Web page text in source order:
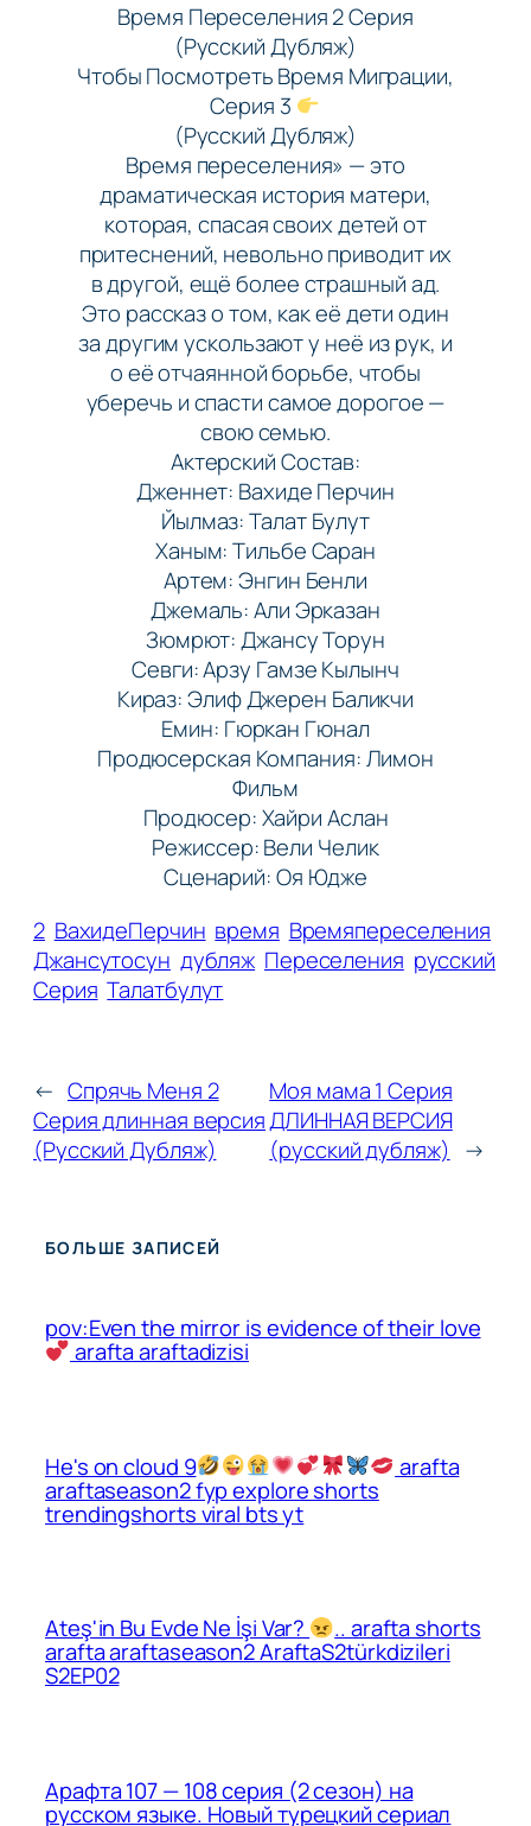
Время Переселения 2 Серия
(Русский Дубляж)
Чтобы Посмотреть Время Миграции,
Серия 3
(Русский Дубляж)
Время переселения» — это
драматическая история матери,
которая, спасая своих детей от
притеснений, невольно приводит их
в другой, ещё более страшный ад.
Это рассказ о том, как её дети один
за другим ускользают у неё из рук, и
о её отчаянной борьбе, чтобы
уберечь и спасти самое дорогое —
свою семью.
Актерский Состав:
Дженнет: Вахиде Перчин
Йылмаз: Талат Булут
Ханым: Тильбе Саран
Артем: Энгин Бенли
Джемаль: Али Эрказан
Зюмрют: Джансу Торун
Севги: Арзу Гамзе Кылынч
Кираз: Элиф Джерен Баликчи
Емин: Гюркан Гюнал
Продюсерская Компания: Лимон
Фильм
Продюсер: Хайри Аслан
Режиссер: Вели Челик
Сценарий: Оя Юдже
2 ВахидеПерчин время Времяпереселения
Джансутосун дубляж Переселения русский
Серия Талатбулут
← Спрячь Меня 2
Серия длинная версия
(Русский Дубляж)
Моя мама 1 Серия
ДЛИННАЯ ВЕРСИЯ
(русский дубляж)
→
БОЛЬШЕ ЗАПИСЕЙ
pov:Even the mirror is evidence of their love
arafta araftadizisi
He's on cloud 9 arafta
araftaseason2 fyp explore shorts
trendingshorts viral bts yt
Ateş'in Bu Evde Ne İşi Var? .. arafta shorts
arafta araftaseason2 AraftaS2türkdizileri
S2EP02
Арафта 107 — 108 серия (2 сезон) на
русском языке. Новый турецкий сериал